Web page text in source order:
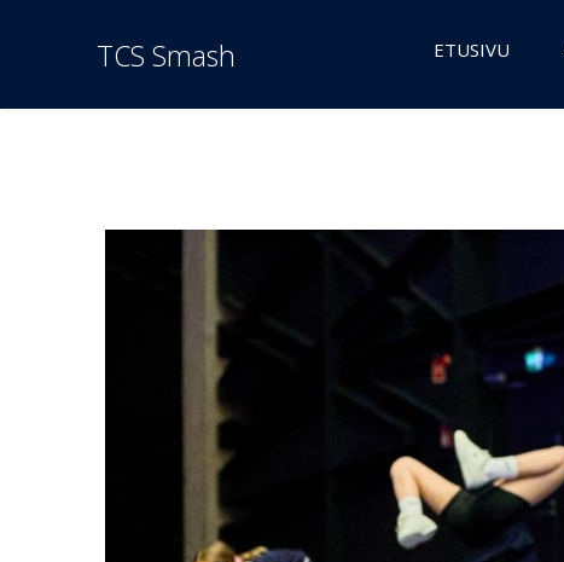
TCS Smash ETUSIVU